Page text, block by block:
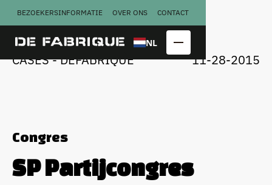
BEZOEKERSINFORMATIE OVER ONS CONTACT
Copraloods Perserij
NL
TERUGN AAR C
CASES - DEFABRIQUE 11-28-2015
Congres
SP Partijcongres